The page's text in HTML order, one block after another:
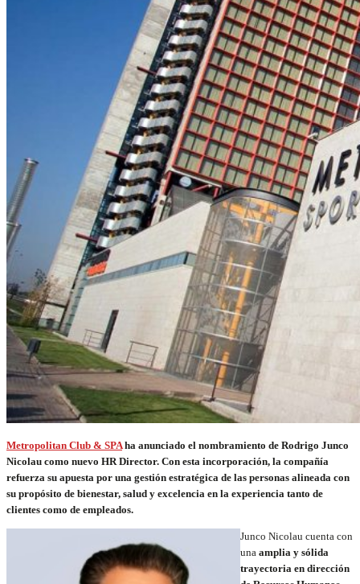
Metropolitan Club & SPAha anunciado el nombramiento de Rodrigo Junco
Nicolau como nuevo HR Director. Con esta incorporación, la compañía
refuerza su apuesta por una gestión estratégica de las personas alineada con
su propósito de bienestar, salud y excelencia en la experiencia tanto de
clientes como de empleados.
Junco Nicolau cuenta con
una amplia y sólida
trayectoria en dirección